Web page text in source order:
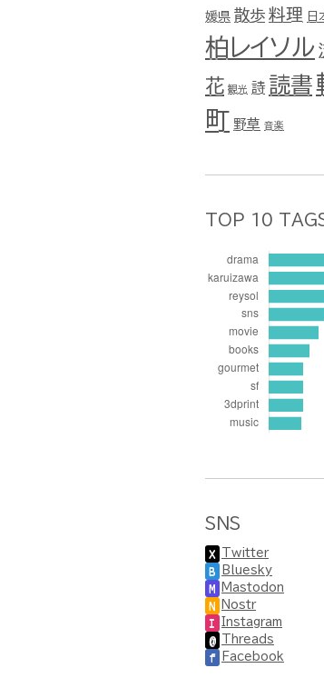
媛県 散歩 料理 日
柏レイソル
花 観光 詩 読書
町 野草 音楽
TOP 10
SNS
X Twitter
B Bluesky
M Mastodon
N Nostr
I Instagram
@ Threads
f Facebook